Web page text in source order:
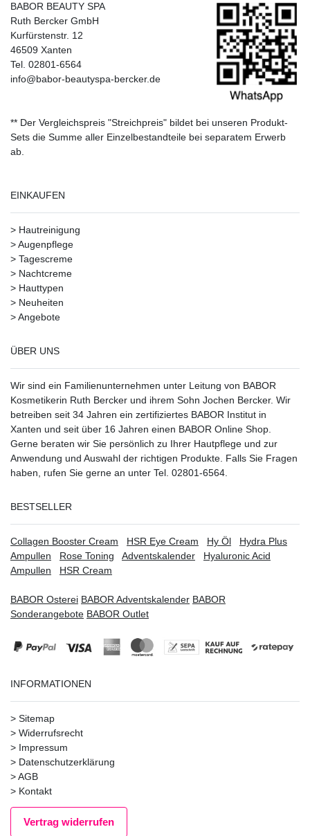
BABOR BEAUTY SPA
Ruth Bercker GmbH
Kurfürstenstr. 12
46509 Xanten
Tel. 02801-6564
info@babor-beautyspa-bercker.de
** Der Vergleichspreis "Streichpreis" bildet bei unseren Produkt-
Sets die Summe aller Einzelbestandteile bei separatem Erwerb
ab.
EINKAUFEN
> Hautreinigung
>Augenpflege
> Tagescreme
> Nachtcreme
> Hauttypen
> Neuheiten
>Angebote
ÜBER UNS
Wir sind ein Familienunternehmen unter Leitung von BABOR
Kosmetikerin Ruth Bercker und ihrem Sohn Jochen Bercker. Wir
betreiben seit 34 Jahren ein zertifiziertes BABOR Institut in
Xanten und seit über 16 Jahren einen BABOR Online Shop.
Gerne beraten wir Sie persönlich zu Ihrer Hautpflege und zur
Anwendung und Auswahl der richtigen Produkte. Falls Sie Fragen
haben, rufen Sie gerne an unter Tel. 02801-6564.
BESTSELLER
Collagen Booster Cream HSR Eye Cream Hy Öl
Hydra Plus
Ampullen
Rose Toning Adventskalender
Hyaluronic Acid
Ampullen
HSR Cream
BABOR Osterei BABOR Adventskalender BABOR
Sonderangebote BABOR Outlet
INFORMATIONEN
> Sitemap
> Widerrufsrecht
> Impressum
> Datenschutzerklärung
>AGB
> Kontakt
Vertrag widerrufen